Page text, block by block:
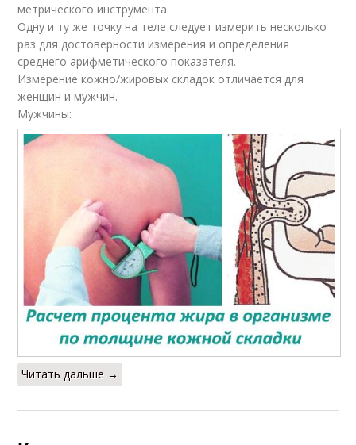
метрического инструмента.
Одну и ту же точку на теле следует измерить несколько
раз для достоверности измерения и определения
среднего арифметического показателя.
Измерение кожно/жировых складок отличается для
женщин и мужчин.
Мужчины:
Читать дальше →